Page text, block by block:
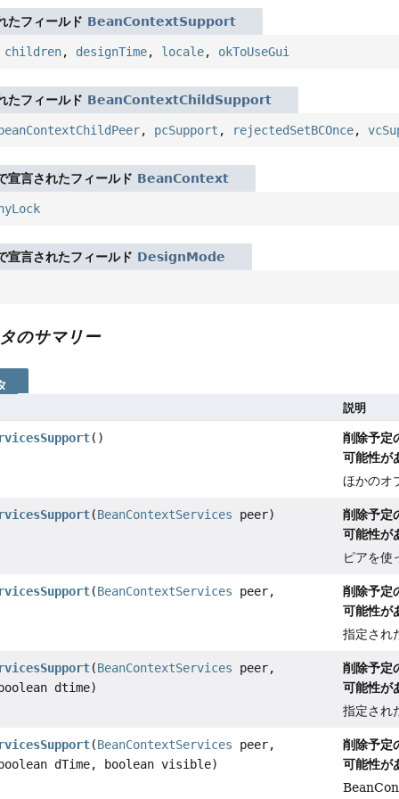
たフィールド BeanContextSupport
children, designTime, locale, okToUseGui
たフィールド BeanContextChildSupport
, pcSupport , rejectedSetBCOnce,
宣言されたフィールド BeanContext
宣言されたフィールド DesignMode
のサマリー
説明
()
削除予定
可能性が
ほかのオ
(BeanContextServices peer)
削除予定
可能性が
ピアを使
(BeanContextServices peer,
削除予定
可能性が
指定され
(BeanContextServices peer,
dtime)
削除予定
可能性が
指定され
(BeanContextServices peer,
dTime, boolean visible)
削除予定
可能性が